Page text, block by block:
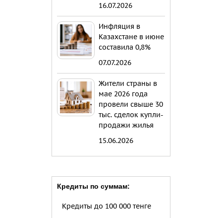
16.07.2026
Инфляция в
Казахстане в июне
составила 0,8%
07.07.2026
Жители страны в
мае 2026 года
провели свыше 30
тыс. сделок купли-
продажи жилья
15.06.2026
Кредиты по суммам:
Кредиты до 100 000 тенге